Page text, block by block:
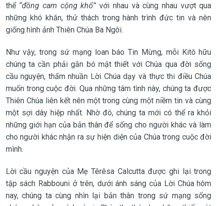
thể “đồng cam cộng khổ” với nhau và cùng nhau vượt qua
những khó khăn, thử thách trong hành trình đức tin và nên
giống hình ảnh Thiên Chúa Ba Ngôi.
Như vậy, trong sứ mạng loan báo Tin Mừng, mỗi Kitô hữu
chúng ta cần phải gắn bó mật thiết với Chúa qua đời sống
cầu nguyện, thấm nhuần Lời Chúa dạy và thực thi điều Chúa
muốn trong cuộc đời. Qua những tâm tình này, chúng ta được
Thiên Chúa liên kết nên một trong cùng một niềm tin và cùng
một sợi dây hiệp nhất. Nhờ đó, chúng ta mới có thể ra khỏi
những giới hạn của bản thân để sống cho người khác và làm
cho người khác nhận ra sự hiện diện của Chúa trong cuộc đời
mình.
Lời cầu nguyện của Mẹ Têrêsa Calcutta được ghi lại trong
tập sách Rabbouni ở trên, dưới ánh sáng của Lời Chúa hôm
nay, chúng ta cùng nhìn lại bản thân trong sứ mạng sống